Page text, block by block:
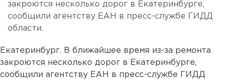
закроются несколько дорог в Екатеринбурге,
сообщили агентству ЕАН в пресс-службе ГИДД
области.
Екатеринбург. В ближайшее время из-за ремонта
закроются несколько дорог в Екатеринбурге,
сообщили агентству ЕАН в пресс-службе ГИДД